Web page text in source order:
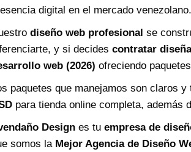
digital en el mercado venezolano.
diseño web profesional se
y si decides contratar
web (2026) ofreciendo
paquetes que manejamos son claros y
para tienda online completa, además
Design es tu empresa de
somos la Mejor Agencia de Diseño